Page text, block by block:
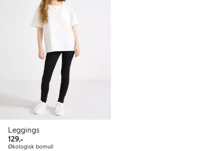
Leggings
129,-129,00 kr
Økologisk bomull